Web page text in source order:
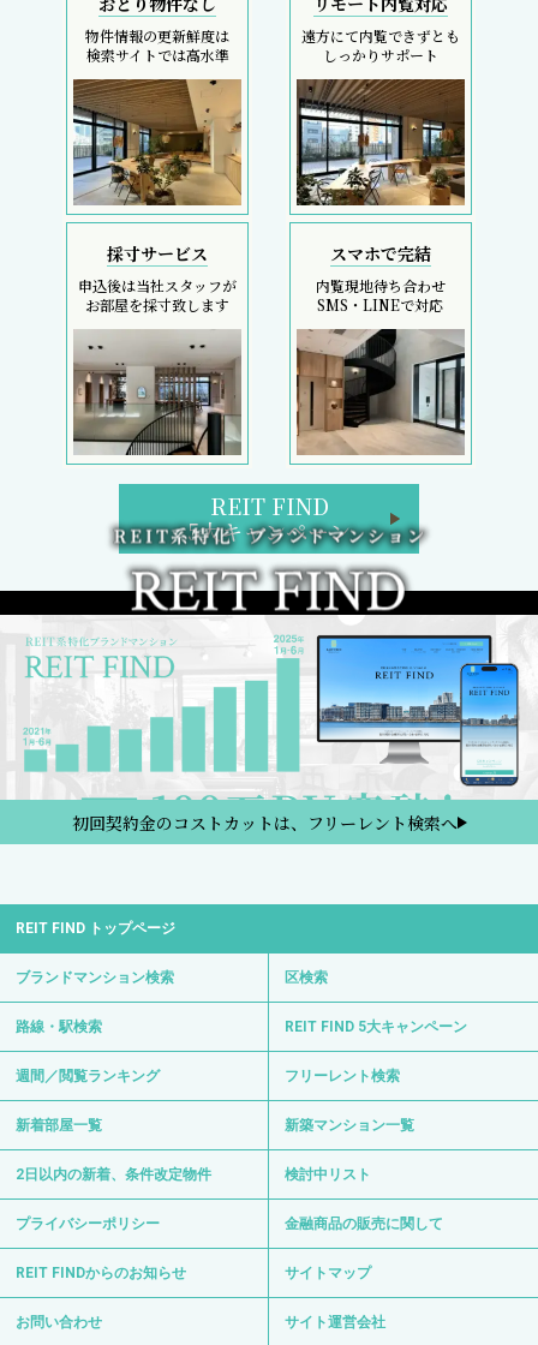
物件情報の更新鮮度は
検索サイトでは高水準
遠方にて内覧できずとも
しっかりサポート
採寸サービス
申込後は当社スタッフが
お部屋を採寸致します
スマホで完結
内覧現地待ち合わせ
SMS・LINEで対応
REIT FIND
5大キャンペーン
初回契約金のコストカットは、フリーレント検索へ
REIT FIND トップページ
ブランドマンション検索 区検索
路線・駅検索 REIT FIND 5大キャンペーン
週間／閲覧ランキング フリーレント検索
新着部屋一覧 新築マンション一覧
2日以内の新着、条件改定物件 検討中リスト
プライバシーポリシー 金融商品の販売に関して
REIT FINDからのお知らせ サイトマップ
お問い合わせ サイト運営会社